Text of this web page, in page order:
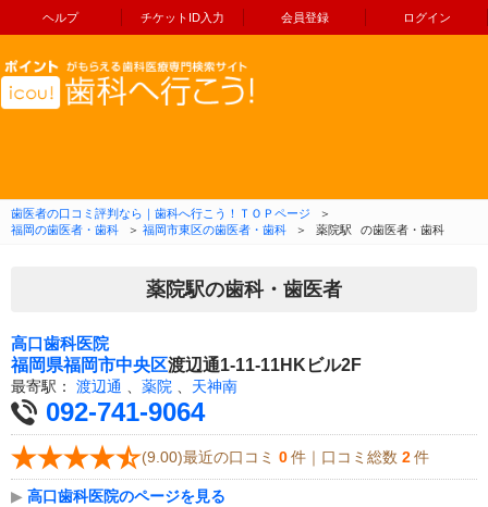
ヘルプ チケットID入力 会員登録 ログイン
コンテンツへ移動
歯医者の口コミ評判なら｜歯科へ行こう！ＴＯＰページ
＞
福岡の歯医者・歯科
＞ 福岡市東区の歯医者・歯科 ＞ 薬院駅 の歯医者・歯科
薬院駅の歯科・歯医者
高口歯科医院
福岡県福岡市中央区渡辺通1-11-11HKビル2F
最寄駅： 渡辺通 薬院 天神南
092-741-9064
(9.00)最近の口コミ 0 件｜口コミ総数 2 件
▶ 高口歯科医院のページを見る